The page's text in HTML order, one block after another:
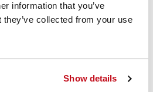
information that you’ve
collected from your use
Show details